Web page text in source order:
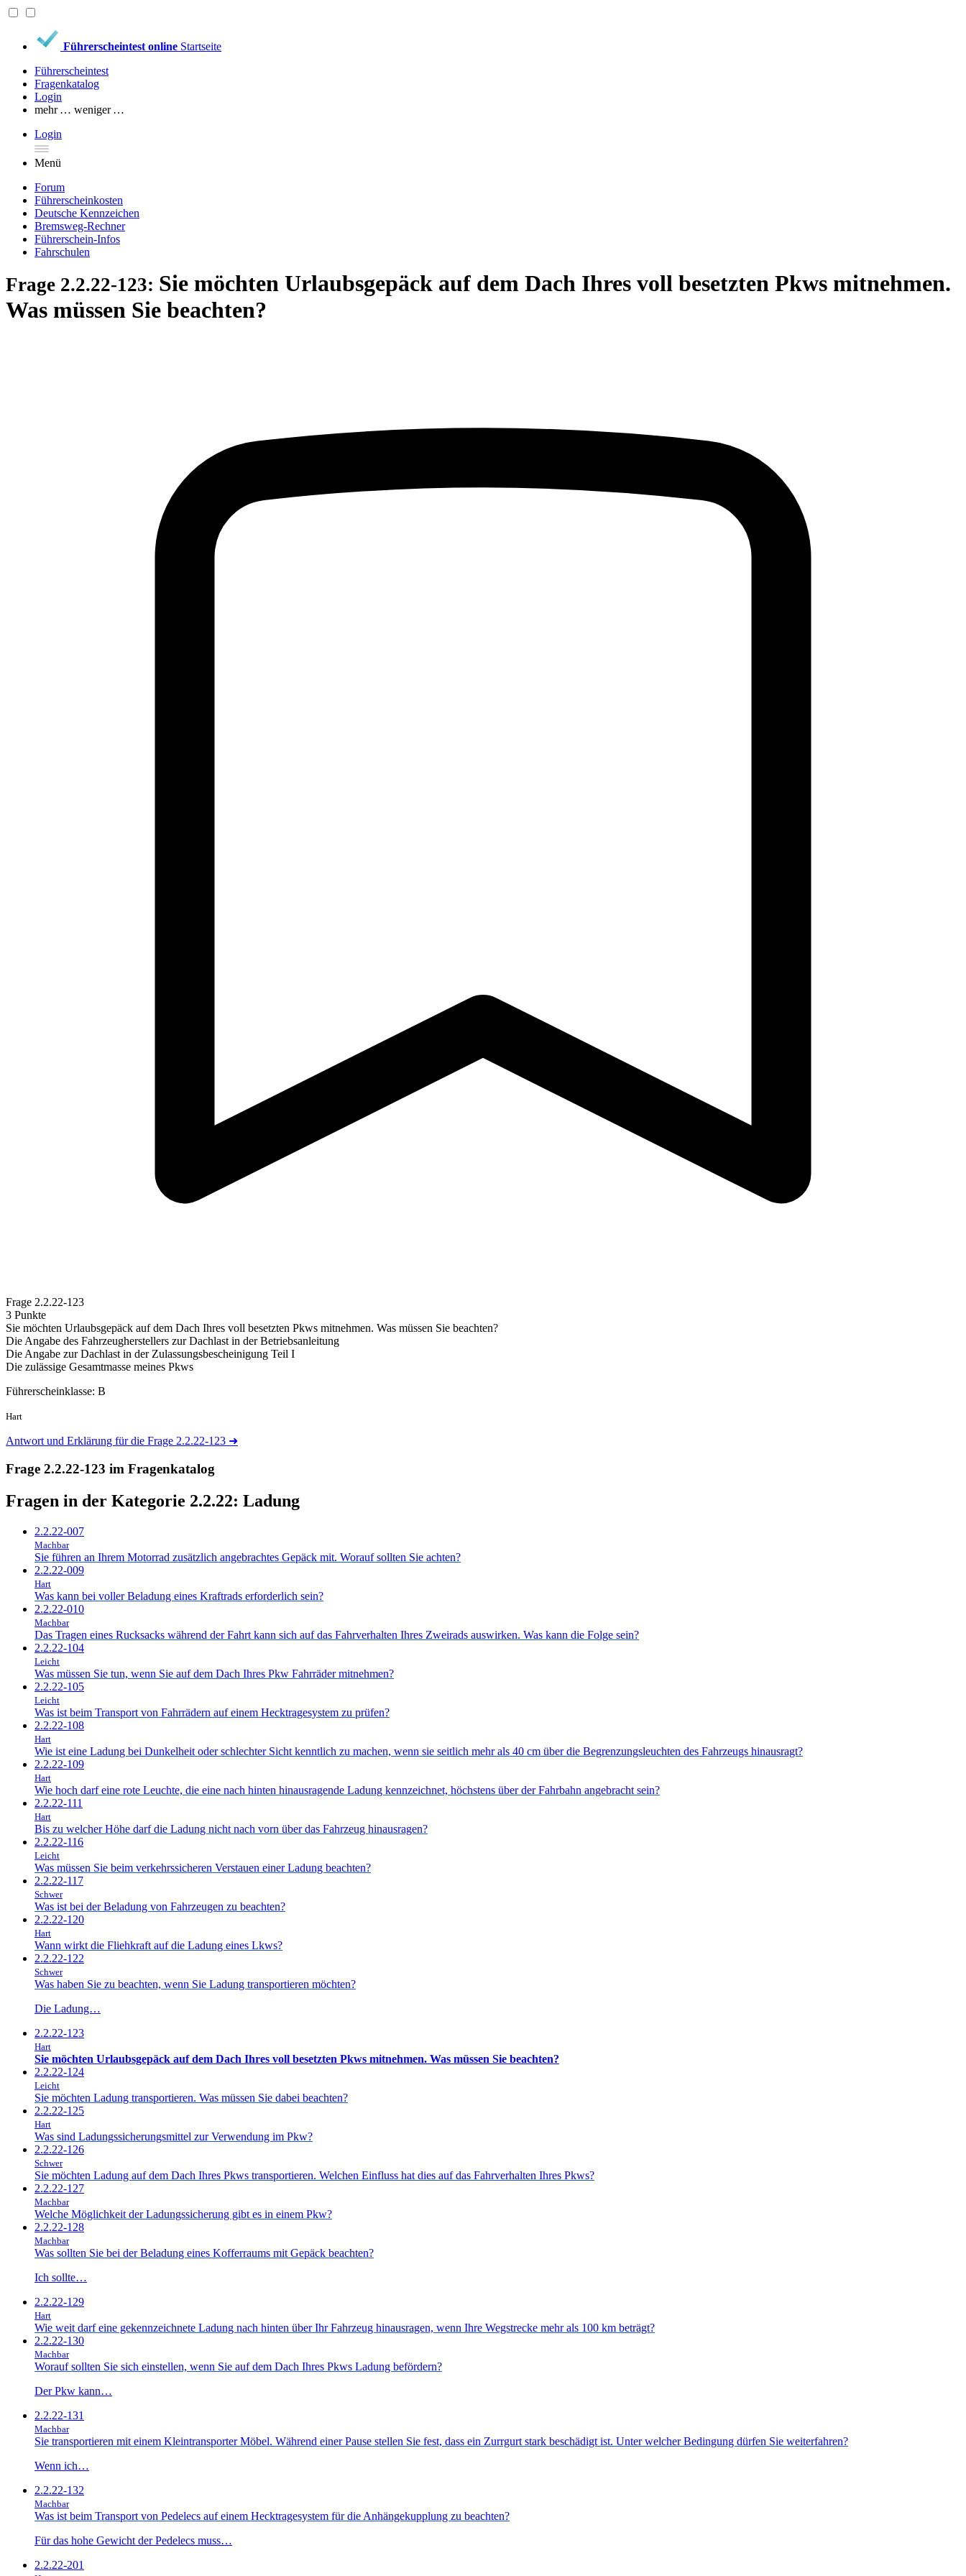
Führerscheintest online Startseite
Führerscheintest
Fragenkatalog
Login
mehr … weniger …
Login
Menü
Forum
Führerscheinkosten
Deutsche Kennzeichen
Bremsweg-Rechner
Führerschein-Infos
Fahrschulen
Frage 2.2.22-123: Sie möchten Urlaubsgepäck auf dem Dach Ihres voll besetzten Pkws mitnehmen.
Was müssen Sie beachten?
Frage 2.2.22-123
3 Punkte
Sie möchten Urlaubsgepäck auf dem Dach Ihres voll besetzten Pkws mitnehmen. Was müssen Sie beachten?
Die Angabe des Fahrzeugherstellers zur Dachlast in der Betriebsanleitung
Die Angabe zur Dachlast in der Zulassungsbescheinigung Teil I
Die zulässige Gesamtmasse meines Pkws
Führerscheinklasse: B
Hart
Antwort und Erklärung für die Frage 2.2.22-123 ➜
Frage 2.2.22-123 im Fragenkatalog
Fragen in der Kategorie 2.2.22: Ladung
2.2.22-007
Machbar
Sie führen an Ihrem Motorrad zusätzlich angebrachtes Gepäck mit. Worauf sollten Sie achten?
2.2.22-009
Hart
Was kann bei voller Beladung eines Kraftrads erforderlich sein?
2.2.22-010
Machbar
Das Tragen eines Rucksacks während der Fahrt kann sich auf das Fahrverhalten Ihres Zweirads auswirken. Was kann die Folge sein?
2.2.22-104
Leicht
Was müssen Sie tun, wenn Sie auf dem Dach Ihres Pkw Fahrräder mitnehmen?
2.2.22-105
Leicht
Was ist beim Transport von Fahrrädern auf einem Hecktragesystem zu prüfen?
2.2.22-108
Hart
Wie ist eine Ladung bei Dunkelheit oder schlechter Sicht kenntlich zu machen, wenn sie seitlich mehr als 40 cm über die Begrenzungsleuchten des Fahrzeugs hinausragt?
2.2.22-109
Hart
Wie hoch darf eine rote Leuchte, die eine nach hinten hinausragende Ladung kennzeichnet, höchstens über der Fahrbahn angebracht sein?
2.2.22-111
Hart
Bis zu welcher Höhe darf die Ladung nicht nach vorn über das Fahrzeug hinausragen?
2.2.22-116
Leicht
Was müssen Sie beim verkehrssicheren Verstauen einer Ladung beachten?
2.2.22-117
Schwer
Was ist bei der Beladung von Fahrzeugen zu beachten?
2.2.22-120
Hart
Wann wirkt die Fliehkraft auf die Ladung eines Lkws?
2.2.22-122
Schwer
Was haben Sie zu beachten, wenn Sie Ladung transportieren möchten?
Die Ladung…
2.2.22-123
Hart
Sie möchten Urlaubsgepäck auf dem Dach Ihres voll besetzten Pkws mitnehmen. Was müssen Sie beachten?
2.2.22-124
Leicht
Sie möchten Ladung transportieren. Was müssen Sie dabei beachten?
2.2.22-125
Hart
Was sind Ladungssicherungsmittel zur Verwendung im Pkw?
2.2.22-126
Schwer
Sie möchten Ladung auf dem Dach Ihres Pkws transportieren. Welchen Einfluss hat dies auf das Fahrverhalten Ihres Pkws?
2.2.22-127
Machbar
Welche Möglichkeit der Ladungssicherung gibt es in einem Pkw?
2.2.22-128
Machbar
Was sollten Sie bei der Beladung eines Kofferraums mit Gepäck beachten?
Ich sollte…
2.2.22-129
Hart
Wie weit darf eine gekennzeichnete Ladung nach hinten über Ihr Fahrzeug hinausragen, wenn Ihre Wegstrecke mehr als 100 km beträgt?
2.2.22-130
Machbar
Worauf sollten Sie sich einstellen, wenn Sie auf dem Dach Ihres Pkws Ladung befördern?
Der Pkw kann…
2.2.22-131
Machbar
Sie transportieren mit einem Kleintransporter Möbel. Während einer Pause stellen Sie fest, dass ein Zurrgurt stark beschädigt ist. Unter welcher Bedingung dürfen Sie weiterfahren?
Wenn ich…
2.2.22-132
Machbar
Was ist beim Transport von Pedelecs auf einem Hecktragesystem für die Anhängekupplung zu beachten?
Für das hohe Gewicht der Pedelecs muss…
2.2.22-201